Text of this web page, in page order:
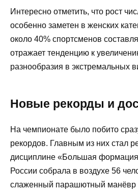
Интересно отметить, что рост
особенно заметен в женских
около 40% спортсменов
отражает тенденцию к
разнообразия в экстремальных
Новые рекорды и
На чемпионате было побито
рекордов. Главным из них стал
дисциплине «Большая
России собрала в воздухе 56
слаженный парашютный манёвр